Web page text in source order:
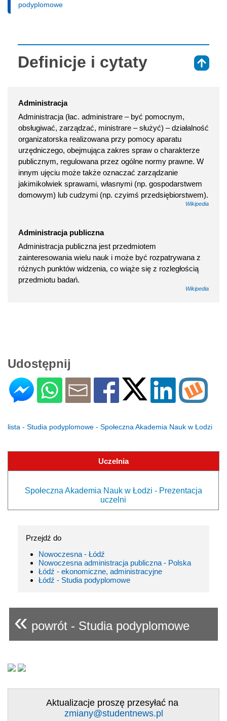
podyplomowe
Definicje i cytaty
Administracja
Administracja (łac. administrare – być pomocnym,
obsługiwać, zarządzać, ministrare – służyć) – działalność
organizatorska realizowana przy pomocy aparatu
urzędniczego, obejmująca zakres spraw o charakterze
publicznym, regulowana przez ogólne normy prawne. W
innym ujęciu może także oznaczać zarządzanie
jakimikolwiek sprawami, własnymi (np. gospodarstwem
domowym) lub cudzymi (np. czyimś przedsiębiorstwem).
Wikipedia
Administracja publiczna
Administracja publiczna jest przedmiotem
zainteresowania wielu nauk i może być rozpatrywana z
różnych punktów widzenia, co wiąże się z rozległością
przedmiotu badań.
Wikipedia
Udostępnij
lista - Studia podyplomowe - Społeczna Akademia Nauk w Łodzi
Uczelnia
Społeczna Akademia Nauk w Łodzi - Prezentacja
uczelni
Przejdź do
Nowoczesna - Łódź
Nowoczesna administracja publiczna - Polska
Łódź - ekonomiczne, administracyjne
Łódź - Studia podyplomowe
« powrót - Studia podyplomowe
Aktualizacje proszę przesyłać na
zmiany@studentnews.pl